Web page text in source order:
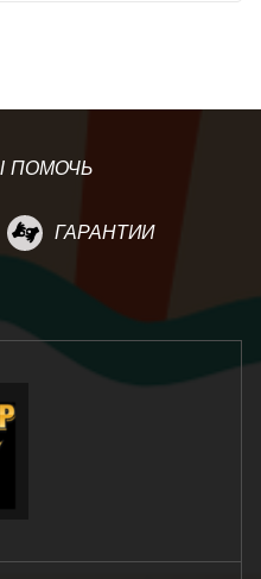
ПОМОЧЬ
ГАРАНТИИ